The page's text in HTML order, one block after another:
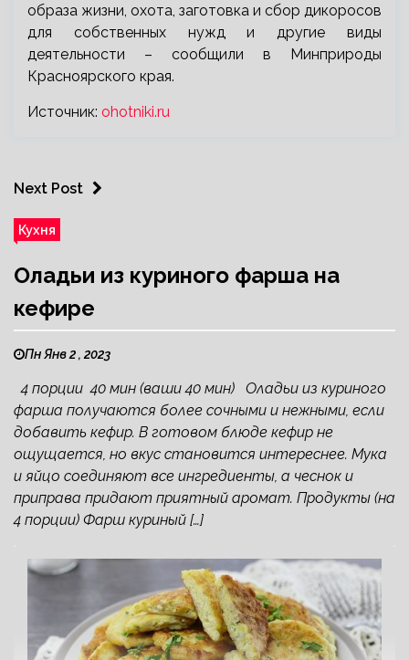
образа жизни, охота, заготовка и сбор дикоросов
для собственных нужд и другие виды
деятельности – сообщили в Минприроды
Красноярского края.
Источник: ohotniki.ru
Next Post
Кухня
Оладьи из куриного фарша на
кефире
Пн Янв 2 , 2023
4 порции 40 мин (ваши 40 мин) Оладьи из куриного
фарша получаются более сочными и нежными, если
добавить кефир. В готовом блюде кефир не
ощущается, но вкус становится интереснее. Мука
и яйцо соединяют все ингредиенты, а чеснок и
приправа придают приятный аромат. Продукты (на
4 порции) Фарш куриный […]